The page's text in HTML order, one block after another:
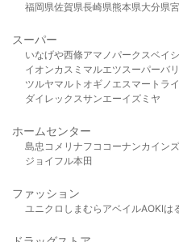
福岡県佐賀県長崎県熊本県大分県
スーパー
いなげや西條アマノパークスベイ
イオンカスミ マルエツスーパーバ
ツルヤマルト オギノ エスマート ラ
ダイレックスサンエーイズミヤ
ホームセンター
島忠 コメリ ナフコ コーナンカインズ
ジョイフル本田
ファッション
ユニクロ しまむら アベイルAOKIは